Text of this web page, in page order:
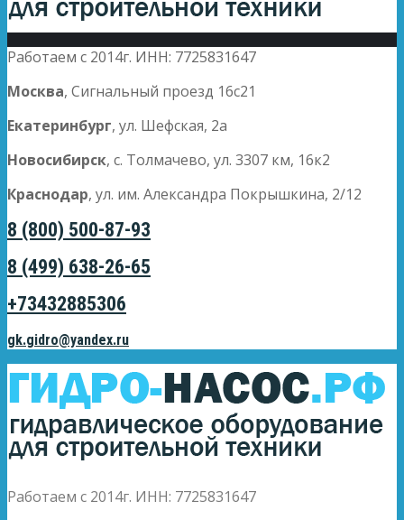
Работаем с 2014г. ИНН: 7725831647
Москва, Сигнальный проезд 16с21
Екатеринбург, ул. Шефская, 2а
Новосибирск, с. Толмачево, ул. 3307 км, 16к2
Краснодар, ул. им. Александра Покрышкина, 2/12
8 (800) 500-87-93
8 (499) 638-26-65
+73432885306
gk.gidro@yandex.ru
Работаем с 2014г. ИНН: 7725831647